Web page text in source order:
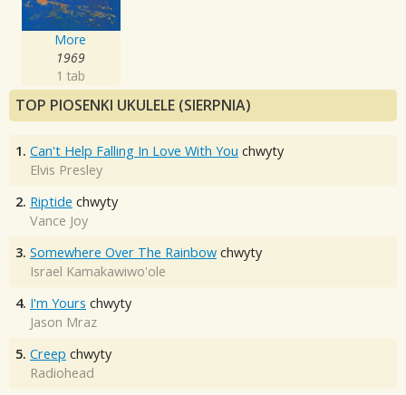
More
1969
1 tab
TOP PIOSENKI UKULELE (SIERPNIA)
1. Can't Help Falling In Love With You chwyty
Elvis Presley
2. Riptide chwyty
Vance Joy
3. Somewhere Over The Rainbow chwyty
Israel Kamakawiwo'ole
4. I'm Yours chwyty
Jason Mraz
5. Creep chwyty
Radiohead